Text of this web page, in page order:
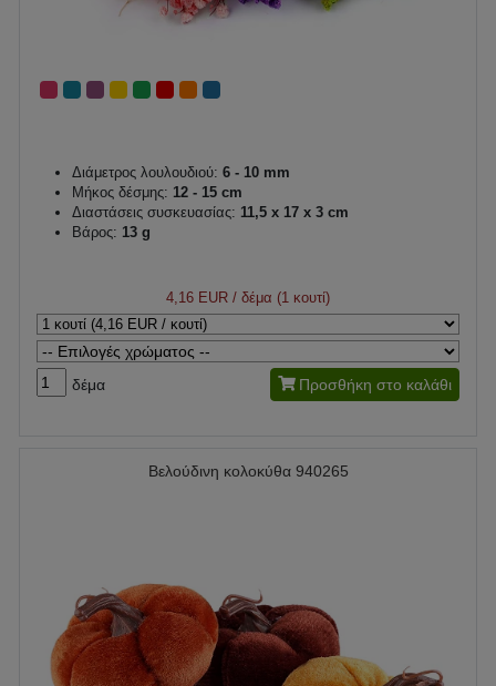
Διάμετρος λουλουδιού: 6 - 10 mm
Μήκος δέσμης: 12 - 15 cm
Διαστάσεις συσκευασίας: 11,5 x 17 x 3 cm
Βάρος: 13 g
4,16 EUR / δέμα (1 κουτί)
δέμα Προσθήκη στο καλάθι
Βελούδινη κολοκύθα 940265